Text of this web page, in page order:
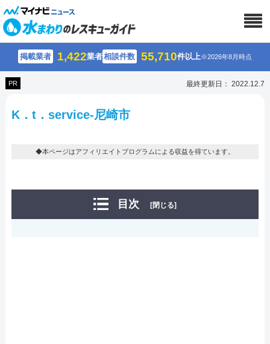
掲載業者 1,422業者相談件数 55,710件以上※2026年8月時点
PR 最終更新日： 2022.12.7
K．t．service-尼崎市
◆本ページはアフィリエイトプログラムによる収益を得ています。
目次 [閉じる]